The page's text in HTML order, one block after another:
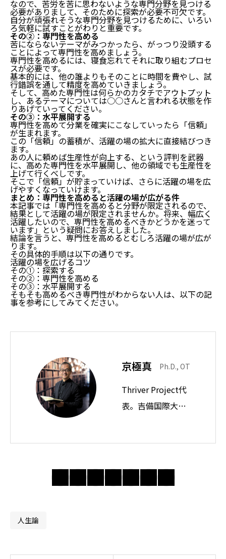
なので、苦労を苦に思わないような専門分野を見つける
必要がありまして、そのために探索が必要不可欠です。
自分が頑張れそうな専門分野を見つけるために、いろい
ろ気軽に試すことがわりと重要です。
その②：専門性を高める
苦にならないテーマがみつかったら、がっつり没頭する
ことによって専門性を高めましょう。
専門性を高めるには、寝食忘れてそれに取り組むプロセ
スが必要です。
基本的には、他の誰よりもそのことに時間を費やし、試
行錯誤を通して精度を高めていきましょう。
そして、高めた専門性は何らかのカタチでアウトプット
し、あるテーマについては○○さんと言われる状態を作
りあげていってください。
その③：水平展開する
専門性を高めて分業を確実にこなしていったら「信頼」
が生まれます。
この「信頼」の蓄積が、活躍の場の拡大に直接結びつき
ます。
あの人に頼めば生産性が向上する、という評判を武器
に、高めた専門性を水平展開し、他の領域でも生産性を
上げて行くべしです。
そこで「信頼」が貯まっていけば、さらに活躍の場を広
げやすくなっていけます。
まとめ：専門性を高めると活躍の場が広がる件
本記事では「専門性を高めると分野が限定されるので、
結果として活躍の場が限定されませんか。将来、幅広く
活躍したいので、専門性を高めるべきかどうかを迷って
います」という疑問にお答えしました。
結論を言うと、専門性を高めるとむしろ活躍の場が広が
ります。
その具体的手順は以下の通りです。
活躍の場を広げるコツ
その①：探索する
その②：専門性を高める
その③：水平展開する
そもそも高めるべき専門性がわからない人は、以下の記
事を参考にしてみてください。
京極真 Ph.D., OT
Thriver Project代
表。吉備国際大学
問い直し、分かり
合えない世界で人
人生論
専門性を高めると活躍の場が広がる件
結論：専門性を高めると活躍の場が広がる
専門性と『国富論』
ポイントは分業
専門性を高めることで、活躍の場を広げるコツ
その①：探索する
その②：専門性を高める
その③：水平展開する
まとめ：専門性を高めると活躍の場が広がる件